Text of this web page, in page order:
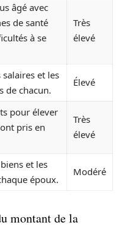
âgé avec
de santé
à se
Très
élevé
salaires et les
de chacun.
Élevé
pour élever
pris en
Très
élevé
et les
époux.
Modéré
montant de la